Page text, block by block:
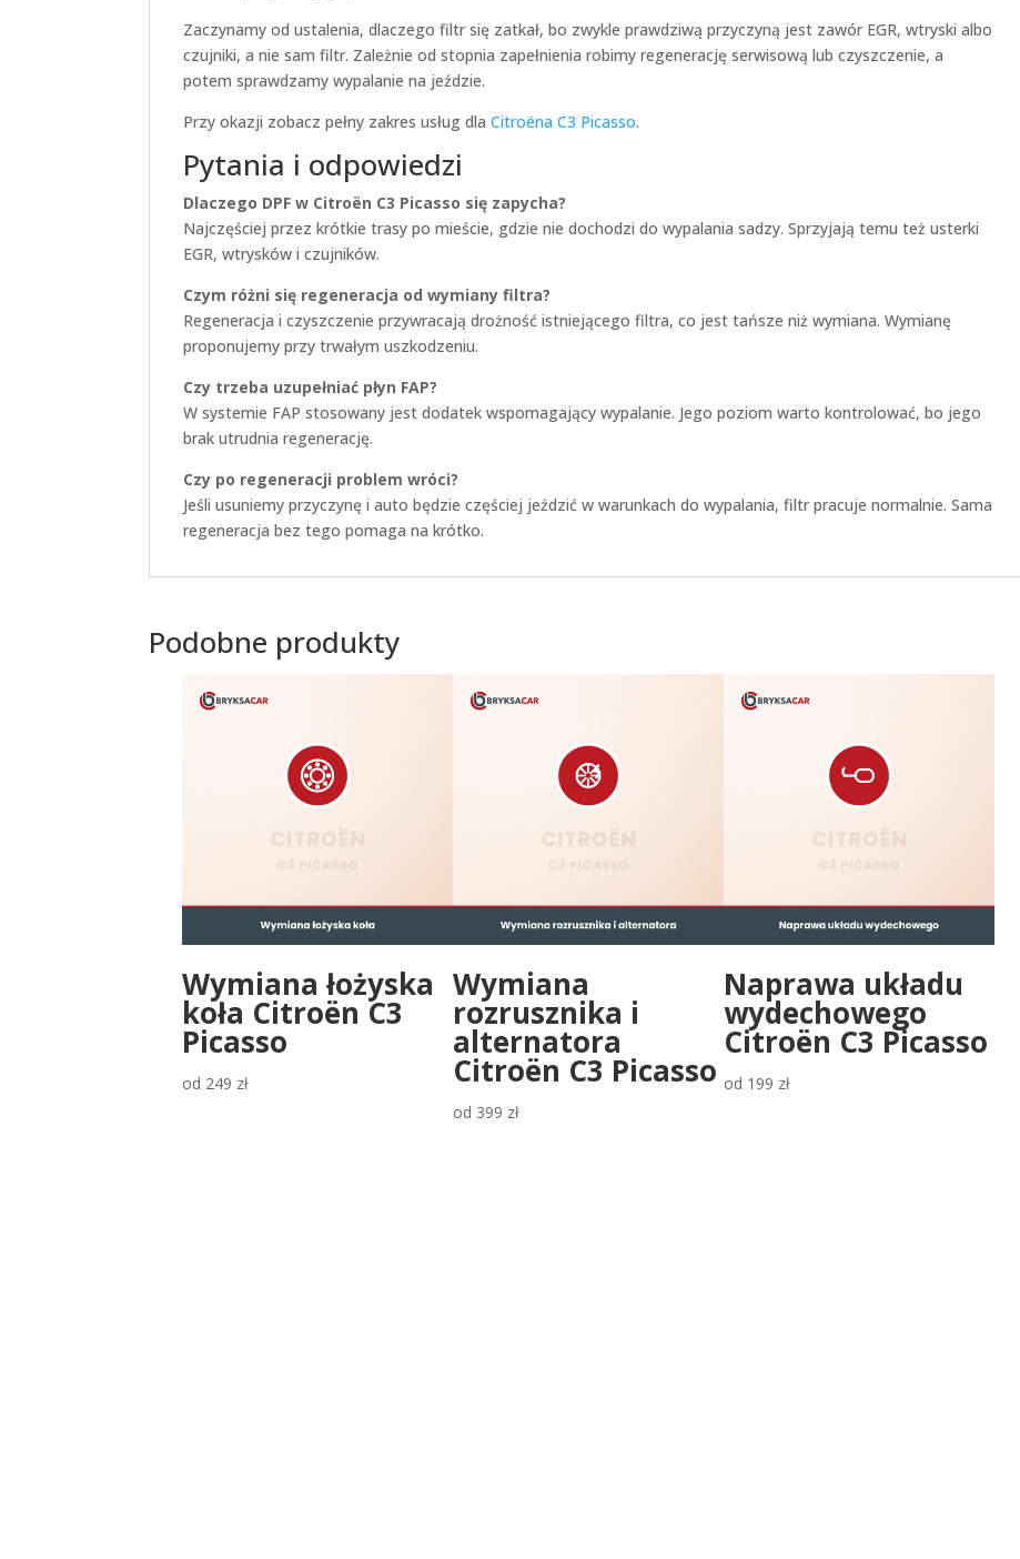
Zaczynamy od ustalenia, dlaczego filtr się zatkał, bo zwykle prawdziwą przyczyną jest zawór EGR, wtryski albo
czujniki, a nie sam filtr. Zależnie od stopnia zapełnienia robimy regenerację serwisową lub czyszczenie, a
potem sprawdzamy wypalanie na jeździe.
Przy okazji zobacz pełny zakres usług dlaCitroëna C3 Picasso.
Pytania i odpowiedzi
Dlaczego DPF w Citroën C3 Picasso się zapycha?
Najczęściej przez krótkie trasy po mieście, gdzie nie dochodzi do wypalania sadzy. Sprzyjają temu też usterki
EGR, wtrysków i czujników.
Czym różni się regeneracja od wymiany filtra?
Regeneracja i czyszczenie przywracają drożność istniejącego filtra, co jest tańsze niż wymiana. Wymianę
proponujemy przy trwałym uszkodzeniu.
Czy trzeba uzupełniać płyn FAP?
W systemie FAP stosowany jest dodatek wspomagający wypalanie. Jego poziom warto kontrolować, bo jego
brak utrudnia regenerację.
Czy po regeneracji problem wróci?
Jeśli usuniemy przyczynę i auto będzie częściej jeździć w warunkach do wypalania, filtr pracuje normalnie. Sama
regeneracja bez tego pomaga na krótko.
Podobne produkty
Wymiana łożyska
koła Citroën C3
Picasso
od 249 zł
Wymiana
rozrusznika i
alternatora
Citroën C3 Picasso
od 399 zł
Naprawa układu
wydechowego
Citroën C3 Picasso
od 199 zł